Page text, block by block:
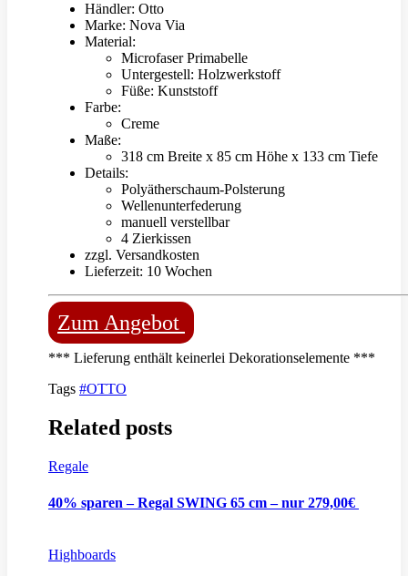
Händler: Otto
Marke: Nova Via
Material:
Microfaser Primabelle
Untergestell: Holzwerkstoff
Füße: Kunststoff
Farbe:
Creme
Maße:
318 cm Breite x 85 cm Höhe x 133 cm Tiefe
Details:
Polyätherschaum-Polsterung
Wellenunterfederung
manuell verstellbar
4 Zierkissen
zzgl. Versandkosten
Lieferzeit: 10 Wochen
Zum Angebot
*** Lieferung enthält keinerlei Dekorationselemente ***
Tags #OTTO
Related posts
Regale
40% sparen – Regal SWING 65 cm – nur 279,00€
Highboards